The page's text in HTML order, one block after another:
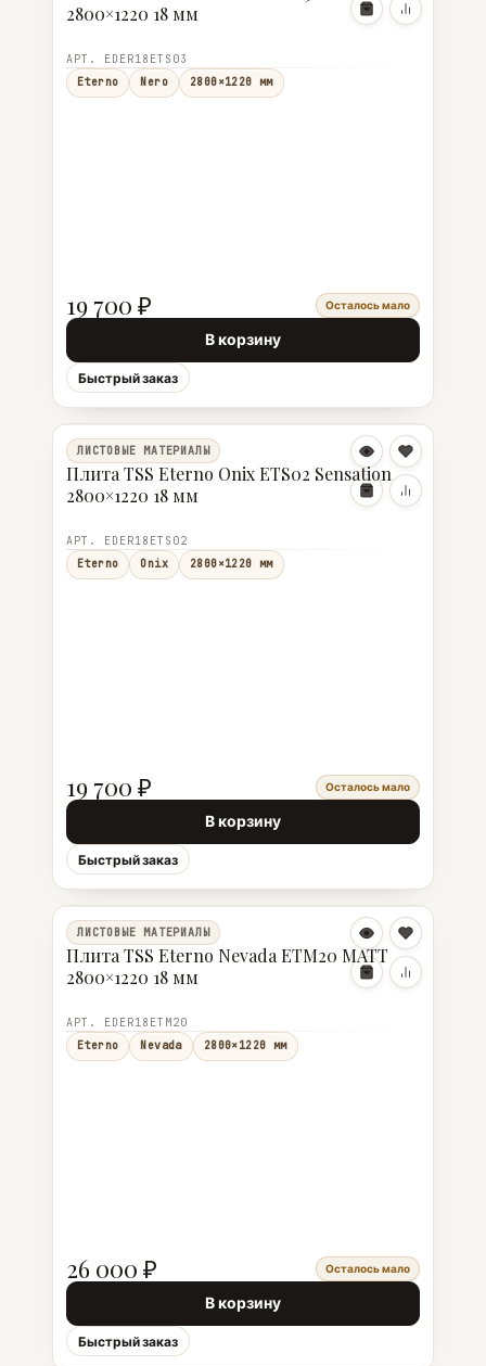
2800×1220 18 мм
АРТ. EDER18ETS03
Eterno
Nero 2800×1220 мм
19 700 ₽ Осталось мало
В корзину
Быстрый заказ
ЛИСТОВЫЕ МАТЕРИАЛЫ
Плита TSS Eterno Onix ETS02 Sensation
2800×1220 18 мм
АРТ. EDER18ETS02
Eterno
Onix 2800×1220 мм
19 700 ₽ Осталось мало
В корзину
Быстрый заказ
ЛИСТОВЫЕ МАТЕРИАЛЫ
Плита TSS Eterno Nevada ETM20 MATT
2800×1220 18 мм
АРТ. EDER18ETM20
Eterno
Nevada 2800×1220 мм
26 000 ₽ Осталось мало
В корзину
Быстрый заказ